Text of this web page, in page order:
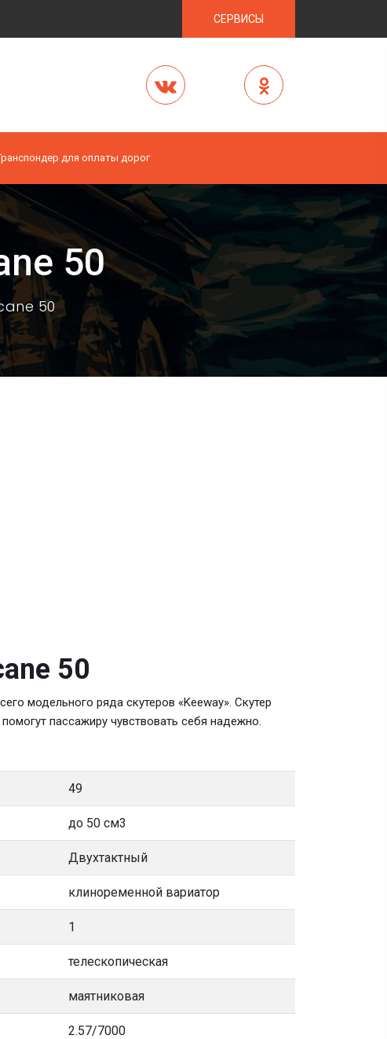
СЕРВИСЫ
для оплаты дорог
50
50
50
модельного ряда скутеров «Keeway». Скутер
пассажиру чувствовать себя надежно.
49
до 50 см3
Двухтактный
клиноременной вариатор
1
телескопическая
маятниковая
2.57/7000